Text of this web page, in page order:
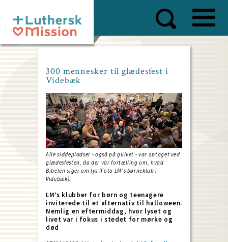
main
content
300 mennesker til glædesfest i
Videbæk
Alle siddepladser - også på gulvet - var optaget ved
glædesfesten, da der var fortælling om, hvad
Bibelen siger om lys (Foto LM's børneklub i
Videbæk).
LM’s klubber for børn og teenagere
inviterede til et alternativ til halloween.
Nemlig en eftermiddag, hvor lyset og
livet var i fokus i stedet for mørke og
død